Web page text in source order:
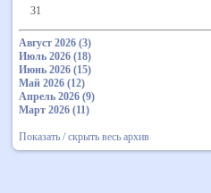
31
Август 2026 (3)
Июль 2026 (18)
Июнь 2026 (15)
Май 2026 (12)
Апрель 2026 (9)
Март 2026 (11)
Показать / скрыть весь архив